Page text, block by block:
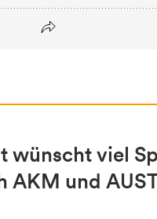
wünscht viel
AKM und